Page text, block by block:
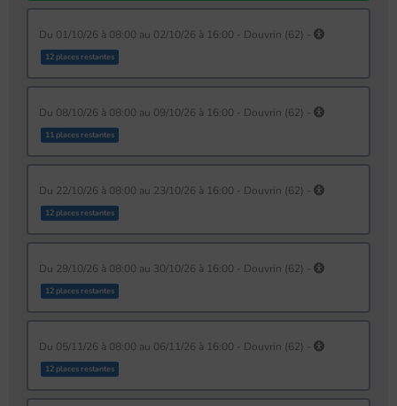
du 01/10/26 à 08:00 au 02/10/26 à 16:00 - Douvrin (62) -
12 places restantes
du 08/10/26 à 08:00 au 09/10/26 à 16:00 - Douvrin (62) -
11 places restantes
du 22/10/26 à 08:00 au 23/10/26 à 16:00 - Douvrin (62) -
12 places restantes
du 29/10/26 à 08:00 au 30/10/26 à 16:00 - Douvrin (62) -
12 places restantes
du 05/11/26 à 08:00 au 06/11/26 à 16:00 - Douvrin (62) -
12 places restantes